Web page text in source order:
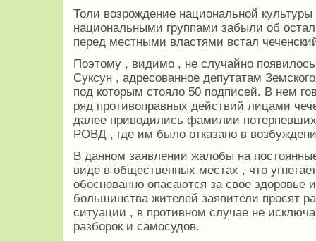
Толи возрождение национальной
национальными группами забыли об
перед местными властями встал
Поэтому , видимо , не случайно
Суксун , адресованное депутатам
под которым стояло 50 подписей. В нем
ряд противоправных действий лицами
далее приводились фамилии
РОВД , где им было отказано в
В данном заявлении жалобы на
виде в общественных местах , что
обоснованно опасаются за свое
большинства жителей заявители просят
ситуации , в противном случае не
разборок и самосудов.